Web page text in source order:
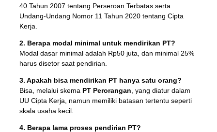
40 Tahun 2007 tentang Perseroan Terbatas serta
Undang-Undang Nomor 11 Tahun 2020 tentang Cipta
Kerja.
2. Berapa modal minimal untuk mendirikan PT?
Modal dasar minimal adalah Rp50 juta, dan minimal 25%
harus disetor saat pendirian.
3. Apakah bisa mendirikan PT hanya satu orang?
Bisa, melalui skema PT Perorangan , yang diatur dalam
UU Cipta Kerja, namun memiliki batasan tertentu seperti
skala usaha kecil.
4. Berapa lama proses pendirian PT?